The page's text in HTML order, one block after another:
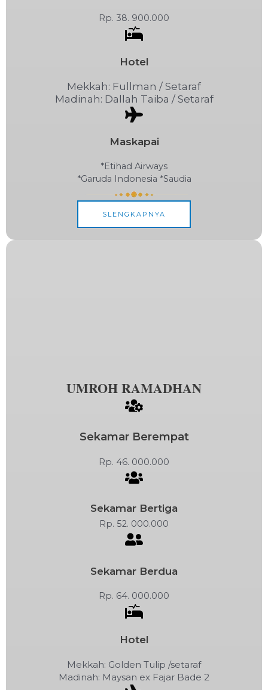
Rp. 38. 900.000
Hotel
Mekkah: Fullman / Setaraf
Madinah: Dallah Taiba / Setaraf
Maskapai
*Etihad Airways
*Garuda Indonesia *Saudia
SLENGKAPNYA
UMROH RAMADHAN
Sekamar Berempat
Rp. 46. 000.000
Sekamar Bertiga
Rp. 52. 000.000
Sekamar Berdua
Rp. 64. 000.000
Hotel
Mekkah: Golden Tulip /setaraf
Madinah: Maysan ex Fajar Bade 2